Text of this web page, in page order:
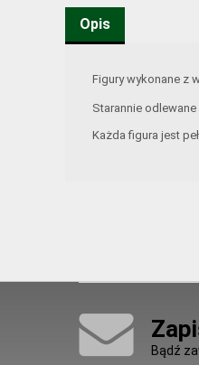
Opis
Figury wykonane z
Starannie
Każda figura jest
Bądź